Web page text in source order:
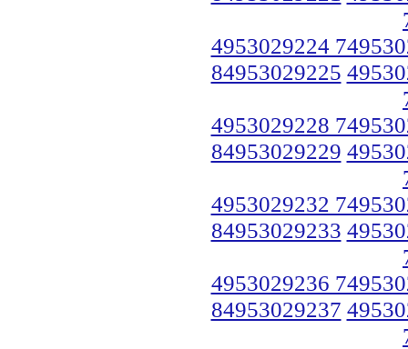
4953029224
84953029225
4953029228
84953029229
4953029232
84953029233
4953029236
84953029237